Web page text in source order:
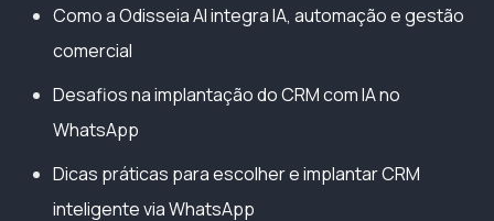
Como a Odisseia AI integra IA, automação e gestão
comercial
Desafios na implantação do CRM com IA no
WhatsApp
Dicas práticas para escolher e implantar CRM
inteligente via WhatsApp